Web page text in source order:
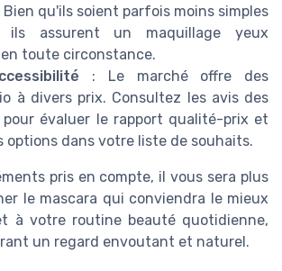
qu'ils soient parfois moins simples
ils assurent un maquillage yeux
toute circonstance.
: Le marché offre des
à divers prix. Consultez les avis des
évaluer le rapport qualité-prix et
options dans votre liste de souhaits.
pris en compte, il vous sera plus
le mascara qui conviendra le mieux
à votre routine beauté quotidienne,
un regard envoutant et naturel.